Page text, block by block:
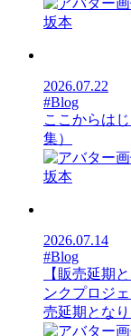
坂本
2026.07.22
#Blog
ここからは
集）
坂本
2026.07.14
#Blog
【販売延期
ンクプロジ
売延期となり